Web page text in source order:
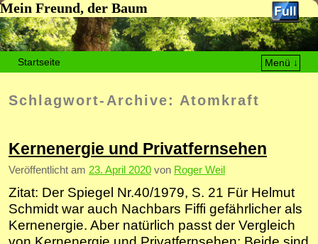
Mein Freund, der Baum
Startseite
Menü ↓
Schlagwort-Archive: Atomkraft
Kernenergie und Privatfernsehen
Veröffentlicht am 23. April 2020 von Roger Weil
Zitat: Der Spiegel Nr.40/1979, S. 21 Für Helmut
Schmidt war auch Nachbars Fiffi gefährlicher als
Kernenergie. Aber natürlich passt der Vergleich